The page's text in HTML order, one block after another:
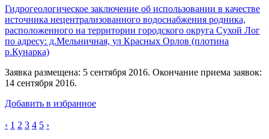
Гидрогеологическое заключение об использовании в качестве
источника нецентрализованного водоснабжения родника,
расположенного на территории городского округа Сухой Лог
по адресу: д.Мельничная, ул Красных Орлов (плотина
р.Кунарка)
Заявка размещена: 5 сентября 2016. Окончание приема заявок:
14 сентября 2016.
Добавить в избранное
‹ 1 2 3 4 5 ›